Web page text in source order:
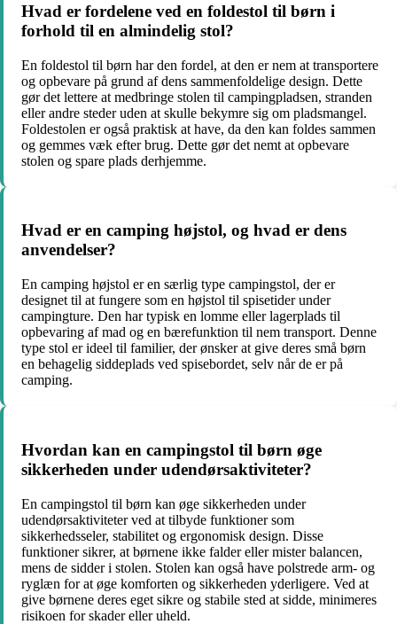
Hvad er fordelene ved en foldestol til børn i
forhold til en almindelig stol?
En foldestol til børn har den fordel, at den er nem at transportere
og opbevare på grund af dens sammenfoldelige design. Dette
gør det lettere at medbringe stolen til campingpladsen, stranden
eller andre steder uden at skulle bekymre sig om pladsmangel.
Foldestolen er også praktisk at have, da den kan foldes sammen
og gemmes væk efter brug. Dette gør det nemt at opbevare
stolen og spare plads derhjemme.
Hvad er en camping højstol, og hvad er dens
anvendelser?
En camping højstol er en særlig type campingstol, der er
designet til at fungere som en højstol til spisetider under
campingture. Den har typisk en lomme eller lagerplads til
opbevaring af mad og en bærefunktion til nem transport. Denne
type stol er ideel til familier, der ønsker at give deres små børn
en behagelig siddeplads ved spisebordet, selv når de er på
camping.
Hvordan kan en campingstol til børn øge
sikkerheden under udendørsaktiviteter?
En campingstol til børn kan øge sikkerheden under
udendørsaktiviteter ved at tilbyde funktioner som
sikkerhedsseler, stabilitet og ergonomisk design. Disse
funktioner sikrer, at børnene ikke falder eller mister balancen,
mens de sidder i stolen. Stolen kan også have polstrede arm- og
ryglæn for at øge komforten og sikkerheden yderligere. Ved at
give børnene deres eget sikre og stabile sted at sidde, minimeres
risikoen for skader eller uheld.